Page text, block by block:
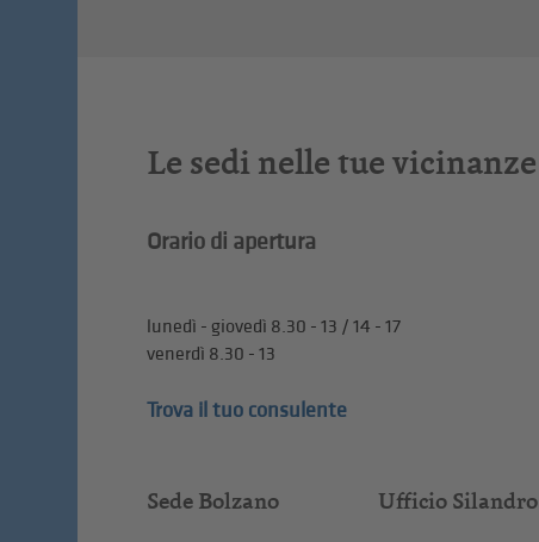
Le sedi nelle tue vicinanze
Orario di apertura
lunedì - giovedì 8.30 - 13 / 14 - 17
venerdì 8.30 - 13
Trova il tuo consulente
Sede Bolzano Ufficio Silandro